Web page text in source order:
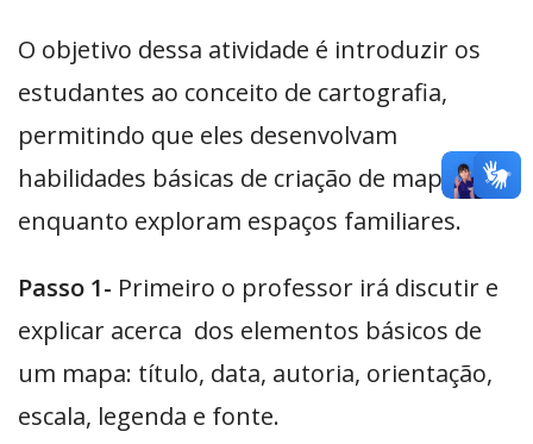
O objetivo dessa atividade é introduzir os
estudantes ao conceito de cartografia,
permitindo que eles desenvolvam
habilidades básicas de criação de mapas
enquanto exploram espaços familiares.
Passo 1- Primeiro o professor irá discutir e
explicar acerca dos elementos básicos de
um mapa: título, data, autoria, orientação,
escala, legenda e fonte.